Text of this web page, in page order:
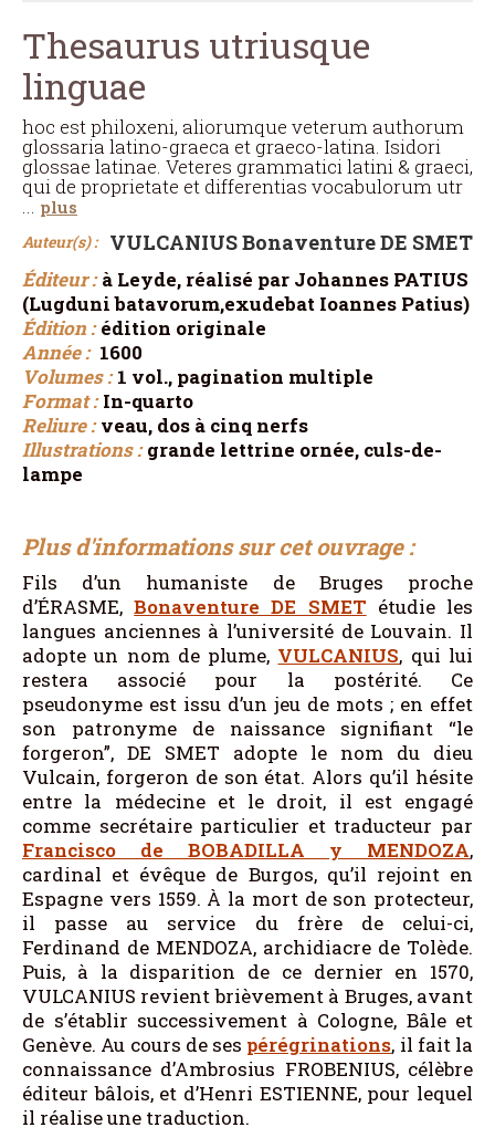
Thesaurus utriusque
linguae
hoc est philoxeni, aliorumque veterum authorum
glossaria latino-graeca et graeco-latina. Isidori
glossae latinae. Veteres grammatici latini & graeci,
qui de proprietate et differentias vocabulorum utr
plus
Auteur(s) : VULCANIUS Bonaventure DE SMET
Éditeur :à Leyde, réalisé par Johannes PATIUS
(Lugduni batavorum,exudebat Ioannes Patius)
Édition :édition originale
Année :1600
Volumes :1 vol., pagination multiple
Format :In-quarto
Reliure :veau, dos à cinq nerfs
Illustrations :grande lettrine ornée, culs-de-
lampe
Plus d'informations sur cet ouvrage :
Fils d’un humaniste de Bruges proche
d’ÉRASME,Bonaventure DE SMET étudie les
langues anciennes à l’université de Louvain. Il
adopte un nom de plume, VULCANIUS, qui lui
restera associé pour la postérité. Ce
pseudonyme est issu d’un jeu de mots ; en effet
son patronyme de naissance signifiant “le
forgeron”, DE SMET adopte le nom du dieu
Vulcain, forgeron de son état. Alors qu’il hésite
entre la médecine et le droit, il est engagé
comme secrétaire particulier et traducteur par
Francisco de BOBADILLA y MENDOZA,
cardinal et évêque de Burgos, qu’il rejoint en
Espagne vers 1559. À la mort de son protecteur,
il passe au service du frère de celui-ci,
Ferdinand de MENDOZA, archidiacre de Tolède.
Puis, à la disparition de ce dernier en 1570,
VULCANIUS revient brièvement à Bruges, avant
de s’établir successivement à Cologne, Bâle et
Genève. Au cours de ses pérégrinations, il fait la
connaissance d’Ambrosius FROBENIUS, célèbre
éditeur bâlois, et d’Henri ESTIENNE, pour lequel
il réalise une traduction.